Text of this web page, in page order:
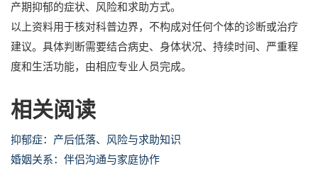
产期抑郁的症状、风险和求助方式。
以上资料用于核对科普边界，不构成对任何个体的诊断或治疗
建议。具体判断需要结合病史、身体状况、持续时间、严重程
度和生活功能，由相应专业人员完成。
相关阅读
抑郁症：产后低落、风险与求助知识
婚姻关系：伴侣沟通与家庭协作